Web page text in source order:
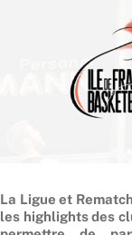
La Ligue et
les highlights des